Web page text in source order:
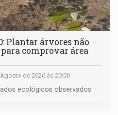
Plantar árvores não
comprovar área
de 2026 às 20:00
ecológicos observados